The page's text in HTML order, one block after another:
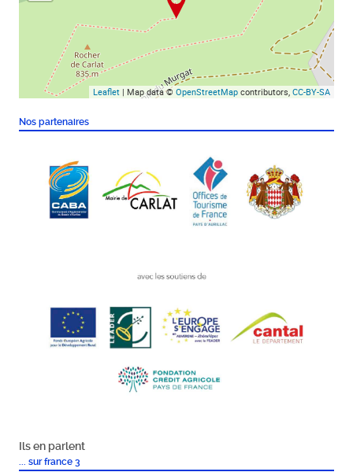
Leaflet| Map data © OpenStreetMapcontributors, CC-BY-SA
Nos partenaires
... sur france 3
Ils en parlent